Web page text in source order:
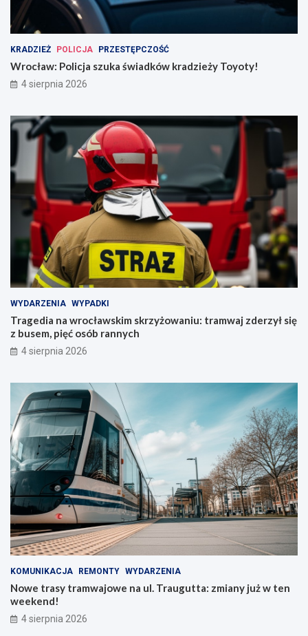
KRADZIEŻ POLICJA PRZESTĘPCZOŚĆ
Wrocław: Policja szuka świadków kradzieży Toyoty!
4 sierpnia 2026
WYDARZENIA WYPADKI
Tragedia na wrocławskim skrzyżowaniu: tramwaj zderzył się
z busem, pięć osób rannych
4 sierpnia 2026
KOMUNIKACJA REMONTY WYDARZENIA
Nowe trasy tramwajowe na ul. Traugutta: zmiany już w ten
weekend!
4 sierpnia 2026